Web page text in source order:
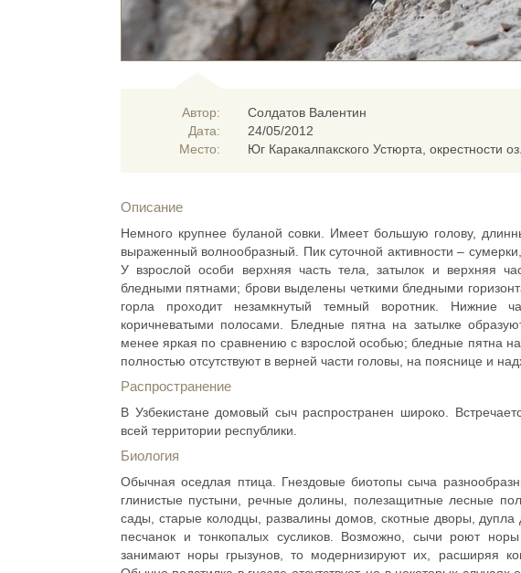
Автор:
Дата:
Место:
Солдатов Валентин
24/05/2012
Юг Каракалпакского Устюрта, окрестности
Описание
Немного крупнее буланой совки. Имеет большую голову,
выраженный волнообразный. Пик суточной активности –
У взрослой особи верхняя часть тела, затылок и верхняя
бледными пятнами; брови выделены четкими бледными
горла проходит незамкнутый темный воротник. Нижние
коричневатыми полосами. Бледные пятна на затылке
менее яркая по сравнению с взрослой особью; бледные пятна
полностью отсутствуют в верней части головы, на пояснице и
Распространение
В Узбекистане домовый сыч распространен широко.
всей территории республики.
Биология
Обычная оседлая птица. Гнездовые биотопы сыча
глинистые пустыни, речные долины, полезащитные лесные
сады, старые колодцы, развалины домов, скотные дворы,
песчанок и тонкопалых сусликов. Возможно, сычи роют
занимают норы грызунов, то модернизируют их, расширяя